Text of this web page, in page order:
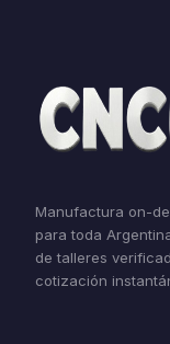
Manufactura on-
para toda
de talleres
cotización